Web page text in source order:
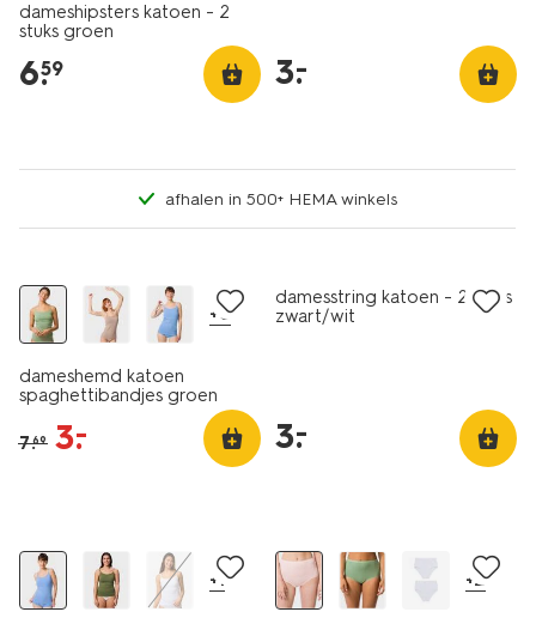
dameshipsters katoen - 2
stuks groen
6.
59 3.
–
afhalen in 500+ HEMA winkels
+6
dameshemd katoen
spaghettibandjes groen
7.69 3.
–
2 stuks
damesstring katoen - 2 stuks
zwart/wit
3.
–
+1 +2